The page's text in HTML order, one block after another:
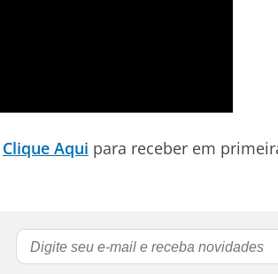
Clique Aqui para receber em